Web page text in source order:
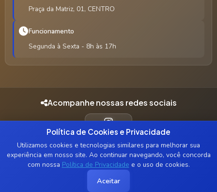
Política de Cookies e Privacidade
Utilizamos cookies e tecnologias similares para melhorar sua
experiência em nosso site. Ao continuar navegando, você concorda
com nossa Política de Privacidade e o uso de cookies.
Aceitar
Praça da Matriz, 01, CENTRO
Funcionamento
Segunda à Sexta - 8h às 17h
Acompanhe nossas redes sociais
INSTAGRAM
© 2026 Prefeitura Municipal de Alcântara - MA. Todos os direitos
reservados.